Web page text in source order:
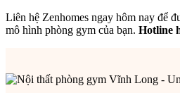
Liên hệ Zenhomes ngay hôm nay để
mô hình phòng gym của bạn. Hotline